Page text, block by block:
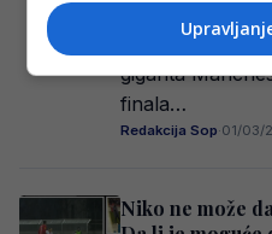
Veliko
Etihadu, gdje
giganta
finala…
Redakcija Sop·01/03/
Niko ne može